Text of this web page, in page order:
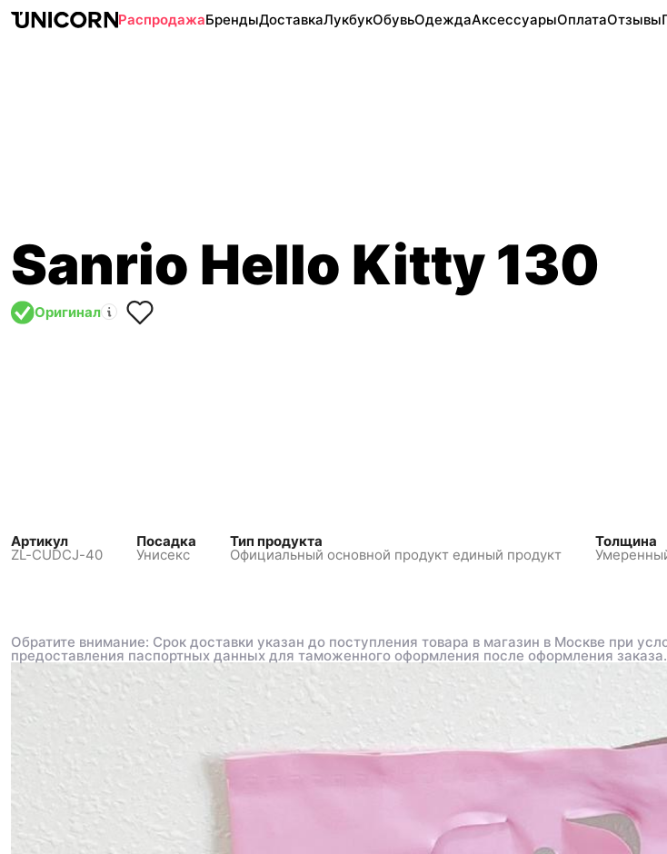
РаспродажаБрендыДоставкаЛукбукОбувьОдеждаАксессуарыОплатаОтзывы
Sanrio Hello Kitty 130
Оригинал
Артикул
ZL-CUDCJ-40
Посадка
Унисекс
Тип продукта
Официальный основной продукт единый продукт
Толщина
Обратите внимание: Срок доставки указан до поступления товара в магазин в Москве при
предоставления паспортных данных для таможенного оформления после оформления заказа.
Обратите внимание: Срок доставки указан до поступления товара в магазин в Москве при
предоставления паспортных данных для таможенного оформления после оформления заказа.